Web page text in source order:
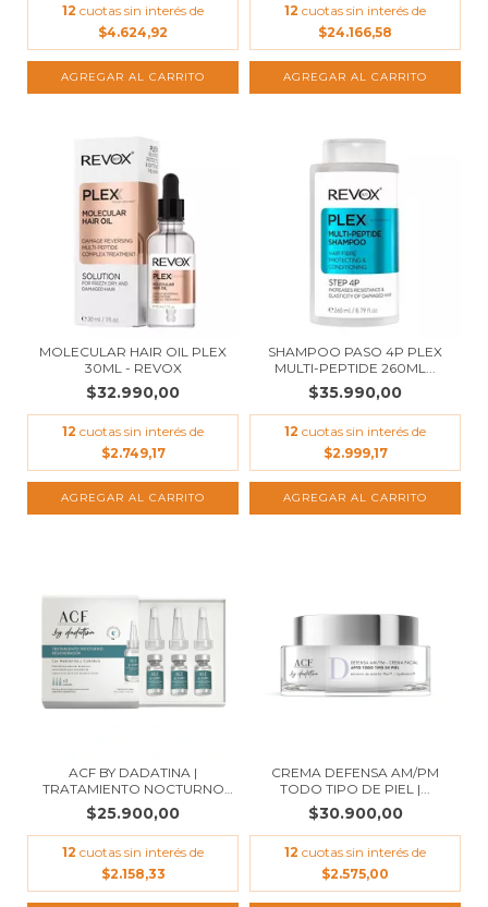
12 cuotas sin interés de
$4.624,92
12 cuotas sin interés de
$24.166,58
MOLECULAR HAIR OIL PLEX
30ML - REVOX
$32.990,00
12 cuotas sin interés de
$2.749,17
SHAMPOO PASO 4P PLEX
MULTI-PEPTIDE 260ML...
$35.990,00
12 cuotas sin interés de
$2.999,17
ACF BY DADATINA |
TRATAMIENTO NOCTURNO
R...
$25.900,00
12 cuotas sin interés de
$2.158,33
CREMA DEFENSA AM/PM
TODO TIPO DE PIEL |...
$30.900,00
12 cuotas sin interés de
$2.575,00